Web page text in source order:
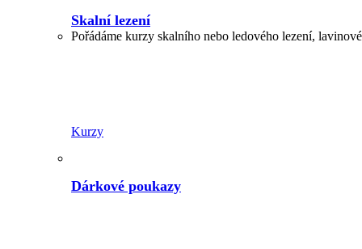
Skalní lezení
Pořádáme kurzy skalního nebo ledového lezení,
Kurzy
Dárkové poukazy